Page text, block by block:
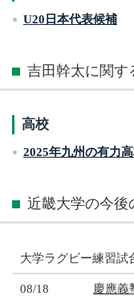
U20日本代表候補
吉田幹太に関す
高校
2025年九州の有力
近畿大学の今後
大学ラグビー練習試
08/18 慶應義